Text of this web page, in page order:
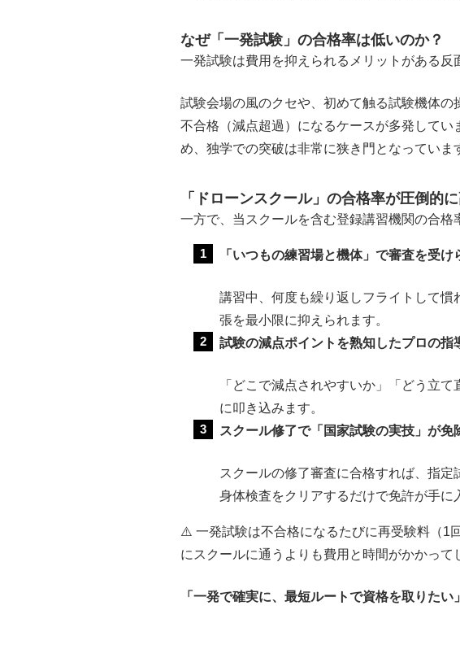
なぜ「一発試験」の合格率は低いのか？
一発試験は費用を抑えられるメリットがある反
試験会場の風のクセや、初めて触る試験機体
不合格（減点超過）になるケースが多発して
め、独学での突破は非常に狭き門となっていま
「ドローンスクール」の合格率が圧倒的
一方で、当スクールを含む登録講習機関の合格
「いつもの練習場と機体」で審査を受け
講習中、何度も繰り返しフライトして
張を最小限に抑えられます。
試験の減点ポイントを熟知したプロの指
「どこで減点されやすいか」「どう立
に叩き込みます。
スクール修了で「国家試験の実技」が免
スクールの修了審査に合格すれば、指定
身体検査をクリアするだけで免許が手に
⚠️ 一発試験は不合格になるたびに再受験料（1
にスクールに通うよりも費用と時間がかかって
「一発で確実に、最短ルートで資格を取りた